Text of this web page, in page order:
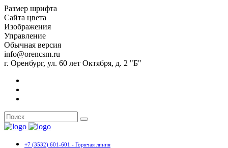
Размер шрифта
Сайта цвета
Изображения
Управление
Обычная версия
info@orencsm.ru
г. Оренбург, ул. 60 лет Октября, д. 2 "Б"
+7 (3532) 601-601 - Горячая линия